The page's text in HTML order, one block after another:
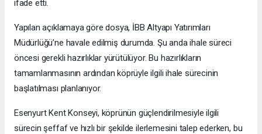
ifade etti.
Yapılan açıklamaya göre dosya, İBB Altyapı Yatırımları
Müdürlüğü’ne havale edilmiş durumda. Şu anda ihale süreci
öncesi gerekli hazırlıklar yürütülüyor. Bu hazırlıkların
tamamlanmasının ardından köprüyle ilgili ihale sürecinin
başlatılması planlanıyor.
Esenyurt Kent Konseyi, köprünün güçlendirilmesiyle ilgili
sürecin şeffaf ve hızlı bir şekilde ilerlemesini talep ederken, bu